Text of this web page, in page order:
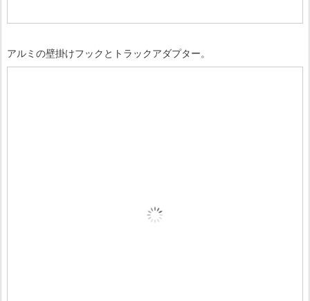
アルミの壁掛けフックとトラックアダプター。